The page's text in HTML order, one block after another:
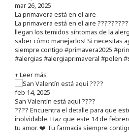
mar 26, 2025
La primavera está en el aire
La primavera está en el aire
llegan los temidos síntomas de la
saber cómo manejarlos! Si necesitas
siempre contigo #primavera2025
#alergias #alergiaprimaveral #polen
+ Leer más
feb 14, 2025
San Valentín está aquí ????
???? Encuentra el detalle para que
inolvidable. Haz que este 14 de
tu amor. ❤️ Tu farmacia siempre